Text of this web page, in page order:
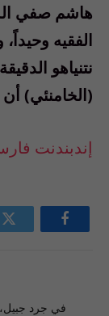
هاشم صفي
الفقيه
نتنياهو
(الخامنئي)
إندبندنت
فيسبوك
في جرد